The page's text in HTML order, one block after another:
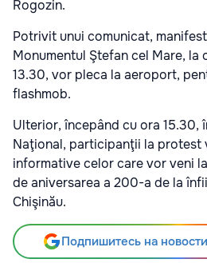
Rogozin.
Potrivit unui comunicat,
Monumentul Ştefan cel Mare, la
13.30, vor pleca la aeroport,
flashmob.
Ulterior, începând cu ora 15.30,
Naţional, participanţii la protest
informative celor care vor veni
de aniversarea a 200-a de la
Chişinău.
Подпишитесь на